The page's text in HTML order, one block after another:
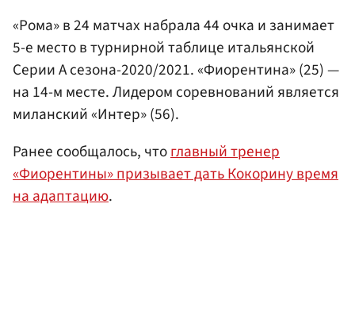
«Рома» в 24 матчах набрала 44 очка и занимает
5-е место в турнирной таблице итальянской
Серии А сезона-2020/2021. «Фиорентина» (25) —
на 14-м месте. Лидером соревнований является
миланский «Интер» (56).
Ранее сообщалось, чтоглавный тренер
«Фиорентины» призывает дать Кокорину время
на адаптацию.